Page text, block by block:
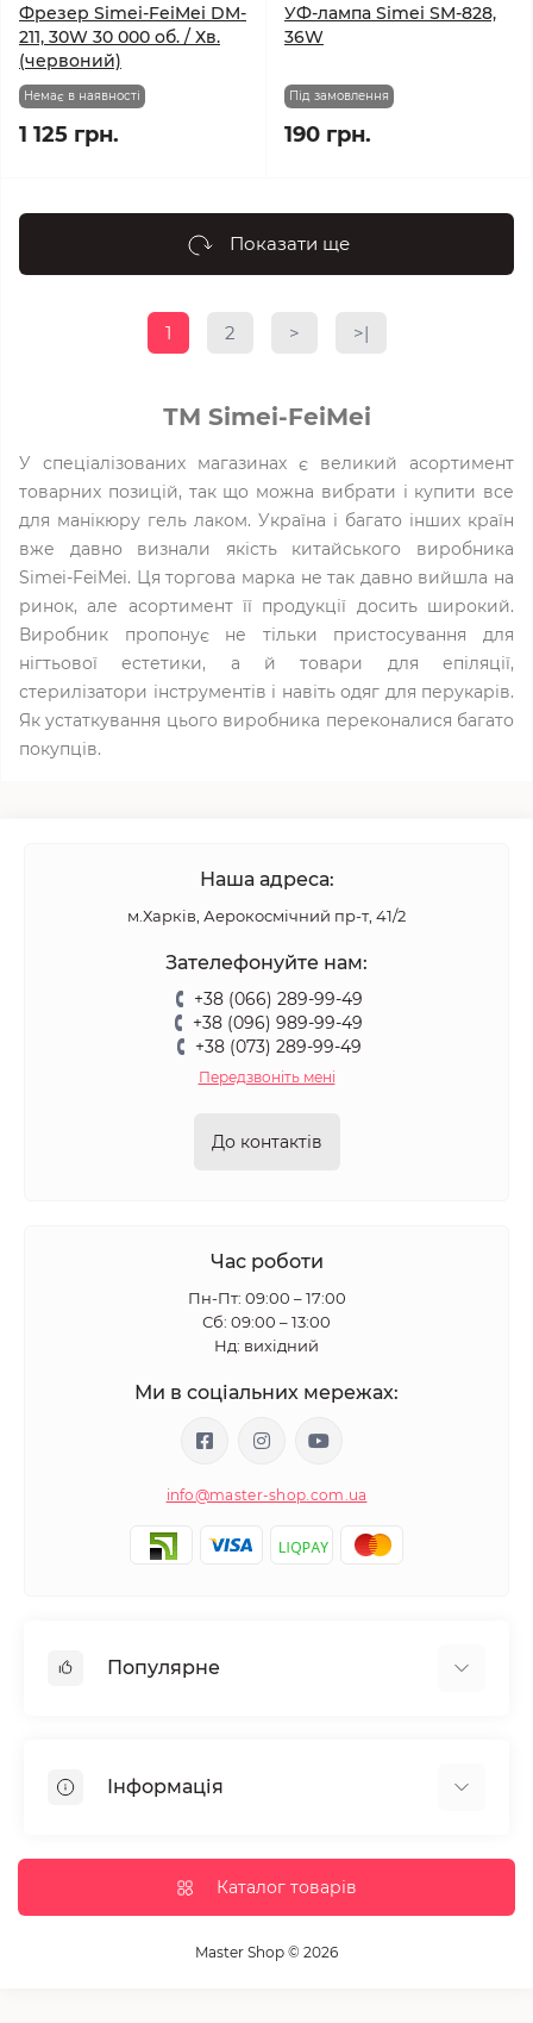
Фрезер Simei-FeiMei DM-
211, 30W 30 000 об. / Хв.
(червоний)
Немає в наявності
1 125 грн.
УФ-лампа Simei SM-828,
36W
Під замовлення
190 грн.
Показати ще
1 2 > >|
ТМ Simei-FeiMei
У спеціалізованих магазинах є великий асортимент
товарних позицій, так що можна вибрати і купити все
для манікюру гель лаком. Україна і багато інших країн
вже давно визнали якість китайського виробника
Simei-FeiMei. Ця торгова марка не так давно вийшла на
ринок, але асортимент її продукції досить широкий.
Виробник пропонує не тільки пристосування для
нігтьової естетики, а й товари для епіляції,
стерилізатори інструментів і навіть одяг для перукарів.
Як устаткування цього виробника переконалися багато
покупців.
Наша адреса:
м.Харків, Аерокосмічний пр-т, 41/2
Зателефонуйте нам:
+38 (066) 289-99-49
+38 (096) 989-99-49
+38 (073) 289-99-49
Передзвоніть мені
До контактів
Час роботи
Пн-Пт: 09:00 – 17:00
Сб: 09:00 – 13:00
Нд: вихідний
Ми в соціальних мережах:
info@master-shop.com.ua
Популярне
Парафінотерапія
Вії та брови
Дезінфекція та стерилізація
Пензлики і набори для макіяжу
Інформація
Доставка та оплата
Корисні статті
Каталог товарів
Master Shop © 2026